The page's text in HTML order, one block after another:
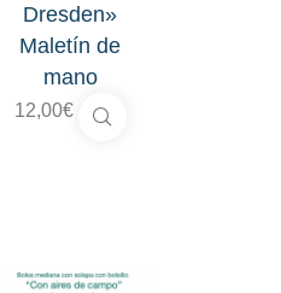
Dresden»
Maletín de
mano
12,00€